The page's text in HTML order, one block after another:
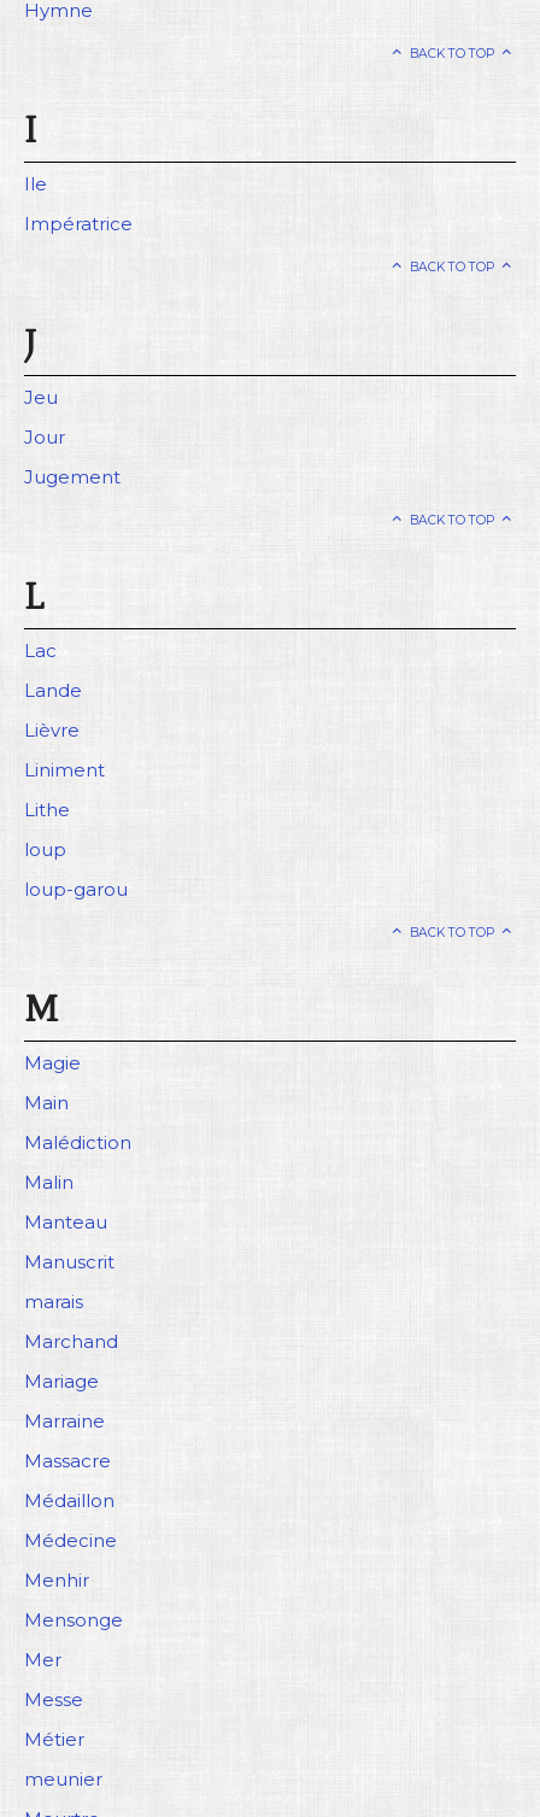
Hymne
BACK TO TOP
I
Ile
Impératrice
BACK TO TOP
J
Jeu
Jour
Jugement
BACK TO TOP
L
Lac
Lande
Lièvre
Liniment
Lithe
loup
loup-garou
BACK TO TOP
M
Magie
Main
Malédiction
Malin
Manteau
Manuscrit
marais
Marchand
Mariage
Marraine
Massacre
Médaillon
Médecine
Menhir
Mensonge
Mer
Messe
Métier
meunier